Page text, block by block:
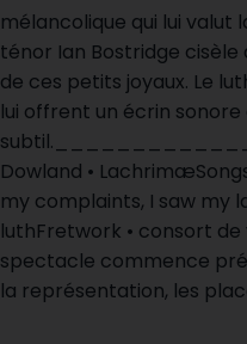
mélancolique qui lui valut
ténor Ian Bostridge cisèle
de ces petits joyaux. Le
lui offrent un écrin sonore
Dowland •
my complaints, I saw my
luthFretwork • consort de
spectacle commence
la représentation, les